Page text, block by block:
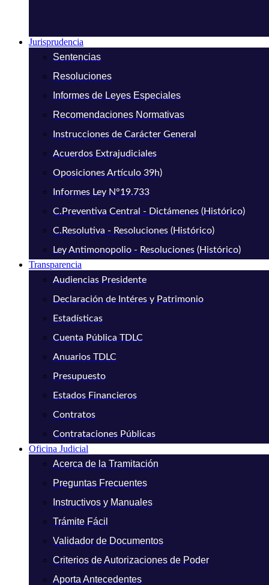
Jurisprudencia
Sentencias
Resoluciones
Informes de Leyes Especiales
Recomendaciones Normativas
Instrucciones de Carácter General
Acuerdos Extrajudiciales
Oposiciones Artículo 39h)
Informes Ley N°19.733
C.Preventiva Central - Dictámenes (Histórico)
C.Resolutiva - Resoluciones (Histórico)
Ley Antimonopolio - Resoluciones (Histórico)
Transparencia
Audiencias Presidente
Declaración de Intéres y Patrimonio
Estadísticas
Cuenta Pública TDLC
Anuarios TDLC
Presupuesto
Estados Financieros
Contratos
Contrataciones Públicas
Oficina Judicial
Acerca de la Tramitación
Preguntas Frecuentes
Instructivos y Manuales
Trámite Fácil
Validador de Documentos
Criterios de Autorizaciones de Poder
Aporta Antecedentes